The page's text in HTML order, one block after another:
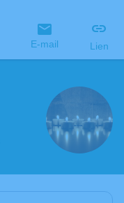
E-mail Lien